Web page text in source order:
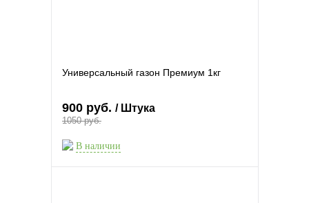
Универсальный газон Премиум 1кг
900 руб. / Штука
1050 руб.
В наличии